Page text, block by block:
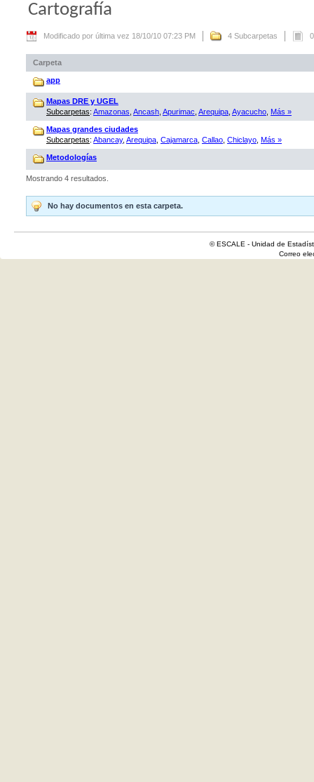
Cartografía
Modificado por última vez 18/10/10 07:23 PM 4 Subcarpetas
Carpeta
app
Mapas DRE y UGEL
Subcarpetas: Amazonas Ancash Apurimac Arequipa Ayacucho Más »
Mapas grandes ciudades
Subcarpetas: Abancay, Arequipa Cajamarca Callao Chiclayo Más »
Metodologías
Mostrando 4 resultados.
No hay documentos en esta carpeta.
© ESCALE - Unidad de
Correo